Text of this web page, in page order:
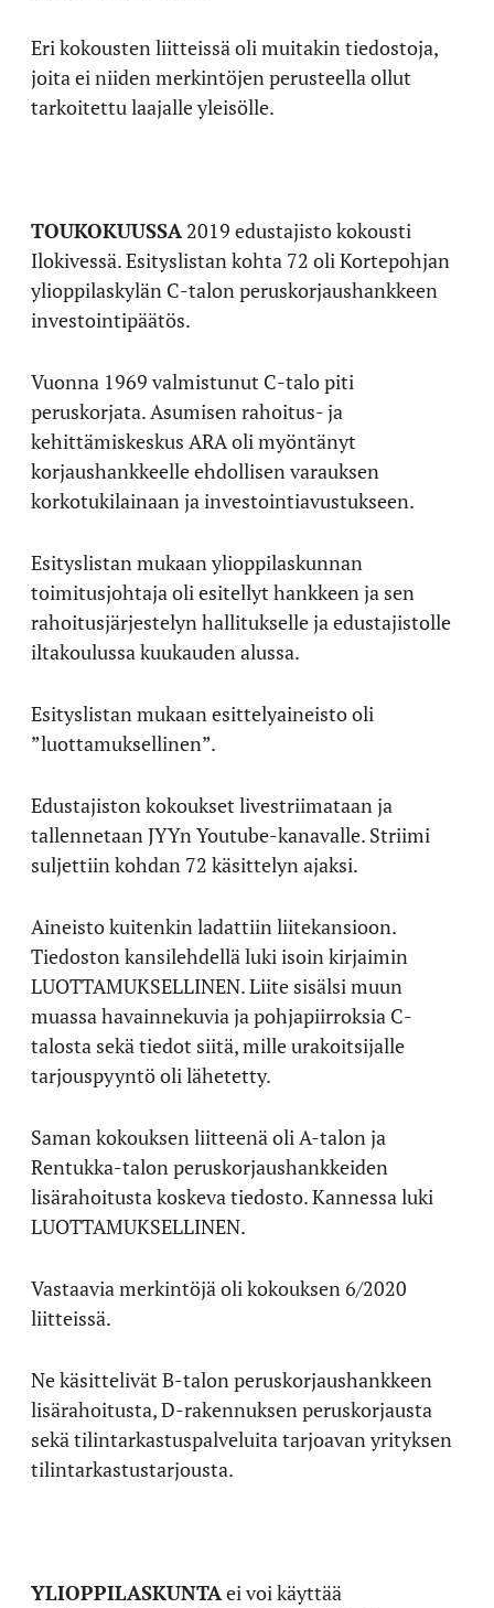
Eri kokousten liitteissä oli muitakin tiedostoja,
joita ei niiden merkintöjen perusteella ollut
tarkoitettu laajalle yleisölle.
TOUKOKUUSSA2019 edustajisto kokousti
Ilokivessä. Esityslistan kohta 72 oli Kortepohjan
ylioppilaskylän C-talon peruskorjaushankkeen
investointipäätös.
Vuonna 1969 valmistunut C-talo piti
peruskorjata. Asumisen rahoitus- ja
kehittämiskeskus ARA oli myöntänyt
korjaushankkeelle ehdollisen varauksen
korkotukilainaan ja investointiavustukseen.
Esityslistan mukaan ylioppilaskunnan
toimitusjohtaja oli esitellyt hankkeen ja sen
rahoitusjärjestelyn hallitukselle ja edustajistolle
iltakoulussa kuukauden alussa.
Esityslistan mukaan esittelyaineisto oli
”luottamuksellinen”.
Edustajiston kokoukset livestriimataan ja
tallennetaan JYYn Youtube-kanavalle. Striimi
suljettiin kohdan 72 käsittelyn ajaksi.
Aineisto kuitenkin ladattiin liitekansioon.
Tiedoston kansilehdellä luki isoin kirjaimin
LUOTTAMUKSELLINEN. Liite sisälsi muun
muassa havainnekuvia ja pohjapiirroksia C-
talosta sekä tiedot siitä, mille urakoitsijalle
tarjouspyyntö oli lähetetty.
Saman kokouksen liitteenä oli A-talon ja
Rentukka-talon peruskorjaushankkeiden
lisärahoitusta koskeva tiedosto. Kannessa luki
LUOTTAMUKSELLINEN.
Vastaavia merkintöjä oli kokouksen 6/2020
liitteissä.
Ne käsittelivät B-talon peruskorjaushankkeen
lisärahoitusta, D-rakennuksen peruskorjausta
sekä tilintarkastuspalveluita tarjoavan yrityksen
tilintarkastustarjousta.
YLIOPPILASKUNTAei voi käyttää